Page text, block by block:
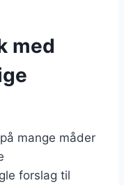
med
mange måder
forslag til